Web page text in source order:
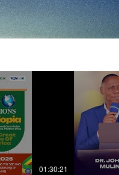
01:30:21